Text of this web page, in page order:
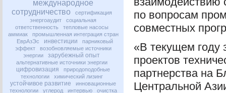
международное
сотрудничество
сертификация
энергоаудит
социальная
ответственность
тепловые насосы
аммиак
промышленная интеграция стран
ЕврАзЭс
инвестиции
парниковый
эффект
возобновляемые источники
энергии
зарубежный опыт
альтернативные источники энергии
цифровизация
природоподобные
технологии
химический лизинг
устойчивое развитие
инновационные
технологии
углерод интервью
очистка
по вопросам
совместных
«В текущем году
проектов
партнерства на
Центральной